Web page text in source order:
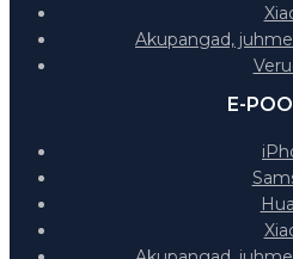
Akupangad,
E-